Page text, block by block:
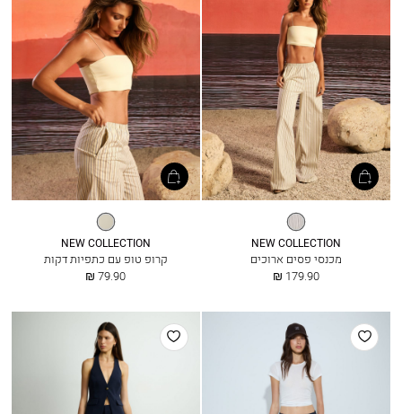
פסים
NEW COLLECTION
מכנסי פסים ארוכים
החל
179.90 ₪
חמאה
NEW COLLECTION
קרופ טופ עם כתפיות דקות
החל
79.90 ₪
הוסף
למועדפים
הוסף
למועדפים